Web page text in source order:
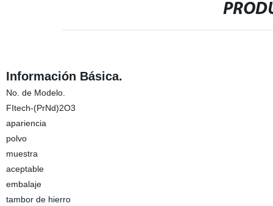
Información Básica.
No. de Modelo.
FItech-(PrNd)2O3
apariencia
polvo
muestra
aceptable
embalaje
tambor de hierro